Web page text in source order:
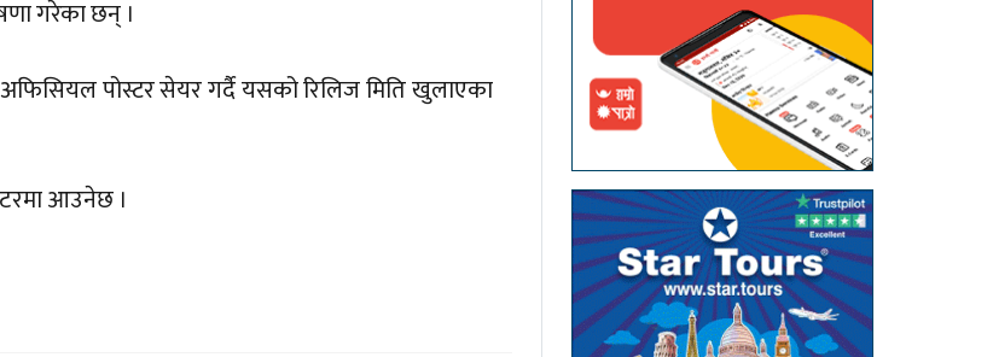
गरेका छन् ।
पोस्टर सेयर गर्दै यसको रिलिज मिति खुलाएका
आउनेछ ।